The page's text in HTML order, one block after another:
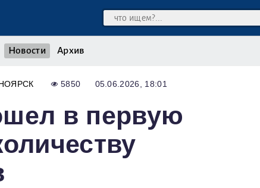
Новости Архив
5850 05.06.2026, 18:01
в первую